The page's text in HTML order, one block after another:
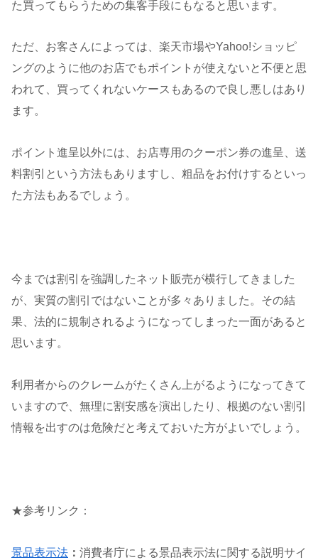
た買ってもらうための集客手段にもなると思います。
ただ、お客さんによっては、楽天市場やYahoo!ショッピ
ングのように他のお店でもポイントが使えないと不便と思
われて、買ってくれないケースもあるので良し悪しはあり
ます。
ポイント進呈以外には、お店専用のクーポン券の進呈、送
料割引という方法もありますし、粗品をお付けするといっ
た方法もあるでしょう。
今までは割引を強調したネット販売が横行してきました
が、実質の割引ではないことが多々ありました。その結
果、法的に規制されるようになってしまった一面があると
思います。
利用者からのクレームがたくさん上がるようになってきて
いますので、無理に割安感を演出したり、根拠のない割引
情報を出すのは危険だと考えておいた方がよいでしょう。
★参考リンク：
景品表示法 ： 消費者庁による景品表示法に関する説明サイ